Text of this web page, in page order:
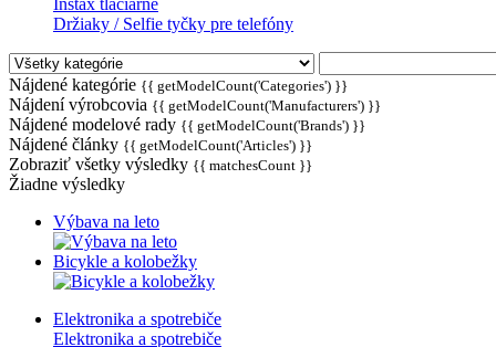
Instax tlačiarne
Držiaky / Selfie tyčky pre telefóny
Nájdené kategórie {{ getModelCount('Categories') }}
Nájdení výrobcovia {{ getModelCount('Manufacturers') }}
Nájdené modelové rady {{ getModelCount('Brands') }}
Nájdené články {{ getModelCount('Articles') }}
Zobraziť všetky výsledky {{ matchesCount }}
Žiadne výsledky
Výbava na leto
Bicykle a kolobežky
Elektronika a spotrebiče
Elektronika a spotrebiče